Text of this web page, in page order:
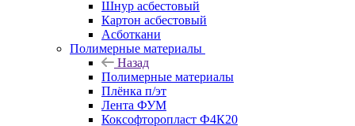
Шнур асбестовый
Картон асбестовый
Асботкани
Полимерные материалы
Назад
Полимерные материалы
Плёнка п/эт
Лента ФУМ
Коксофторопласт Ф4К20